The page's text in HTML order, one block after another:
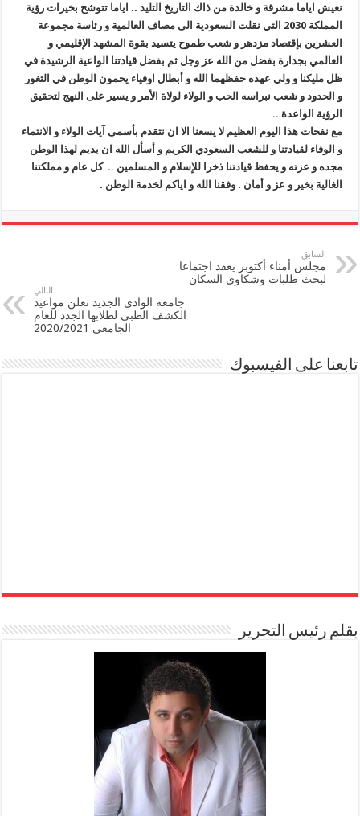
نعيش اياما مشرقة و خالدة من ذاك التاريخ التليد .. اياما تتوشح بخيرات رؤية
المملكة 2030 التي نقلت السعودية الى مصاف العالمية و رئاسة مجموعة
العشرين بإقتصاد مزدهر و شعب طموح يتسيد بقوة المشهد الإقليمي و
العالمي بجدارة بفضل من الله عز وجل ثم بفضل قيادتنا الواعية الرشيدة في
ظل مليكنا و ولي عهده حفظهما الله و أبطال اوفياء يحمون الوطن في الثغور
و الحدود و شعب نبراسه الحب و الولاء لولاة الأمر و يسير على النهج لتحقيق
الرؤية الواعدة ..
مع نفحات هذا اليوم العظيم لا يسعنا الا ان نتقدم بأسمى آيات الولاء و الانتماء
و الوفاء لقيادتنا و للشعب السعودي الكريم و أسأل الله ان يديم لهذا الوطن
مجده و عزته و يحفظ قيادتنا ذخرا للإسلام و المسلمين .. كل عام و مملكتنا
الغالية بخير و عز و أمان . وفقنا الله و اياكم لخدمة الوطن .
السابق
مجلس أمناء أكتوبر يعقد اجتماعا
لبحث طلبات وشكاوي السكان
التالي
جامعة الوادى الجديد تعلن مواعيد
الكشف الطبى لطلابها الجدد للعام
الجامعى 2020/2021
تابعنا على الفيسبوك
بقلم رئيس التحرير